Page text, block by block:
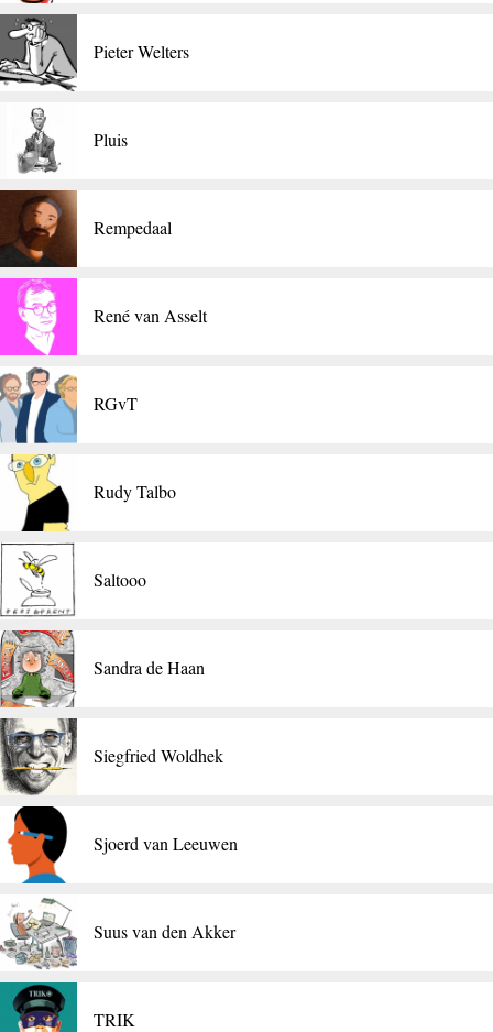
Pieter Welters
Pluis
Rempedaal
René van Asselt
RGvT
Rudy Talbo
Saltooo
Sandra de Haan
​Siegfried Woldhek
Sjoerd van Leeuwen
Suus van den Akker
TRIK